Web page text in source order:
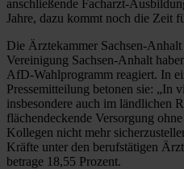
anschließende Facharzt-
Jahre, dazu kommt noch die Zeit
Die Ärztekammer Sachsen-
Vereinigung Sachsen-Anhalt
AfD-Wahlprogramm reagiert. In
Pressemitteilung betonen sie: „In
insbesondere auch im ländlichen
flächendeckende Versorgung
Kollegen nicht mehr
Kräfte unter den berufstätigen
betrage 18,55 Prozent.